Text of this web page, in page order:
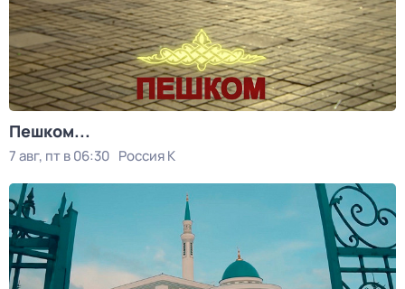
Пешком...
7 авг, пт в 06:30 Россия К